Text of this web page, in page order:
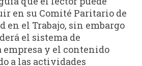
en su Comité Paritario de
en el Trabajo, sin embargo
el sistema de
empresa y el contenido
a las actividades